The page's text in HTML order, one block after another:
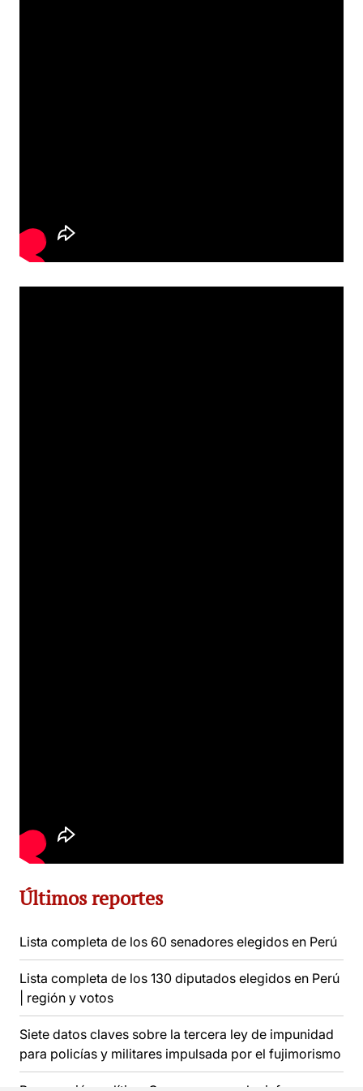
Últimos reportes
Lista completa de los 60 senadores elegidos en Perú
Lista completa de los 130 diputados elegidos en Perú
| región y votos
Siete datos claves sobre la tercera ley de impunidad
para policías y militares impulsada por el fujimorismo